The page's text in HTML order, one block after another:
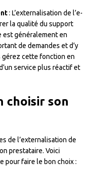
: L’externalisation de l’e-
la qualité du support
est généralement en
de demandes et d’y
gérez cette fonction en
service plus réactif et
choisir son
de l’externalisation de
prestataire. Voici
pour faire le bon choix :